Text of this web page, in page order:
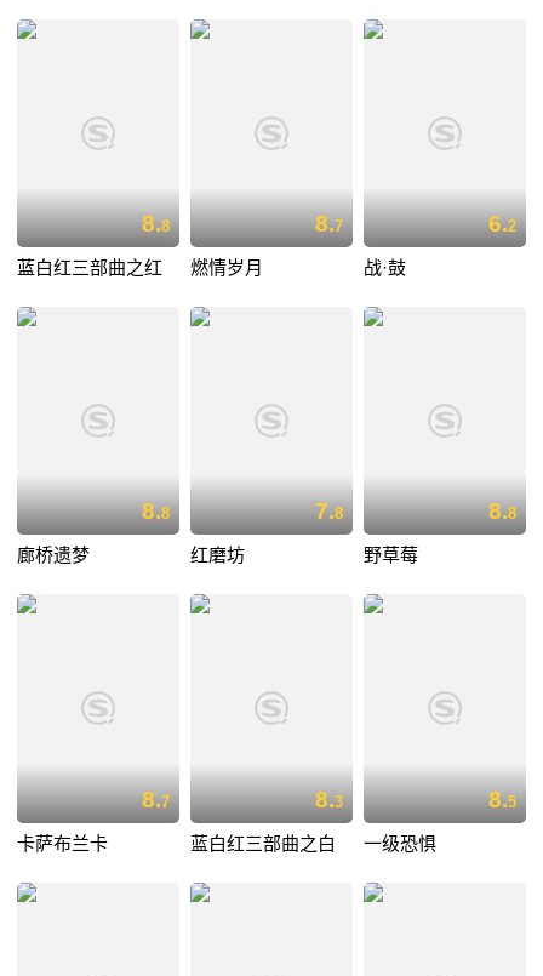
8.8
蓝白红三部曲之红
8.7
燃情岁月
6.2
战·鼓
8.8
廊桥遗梦
7.8
红磨坊
8.8
野草莓
8.7
卡萨布兰卡
8.3
蓝白红三部曲之白
8.5
一级恐惧